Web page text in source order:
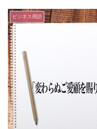
ビジネス用語